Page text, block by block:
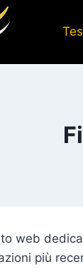
web
più